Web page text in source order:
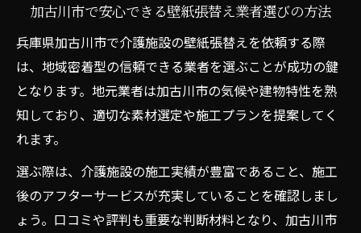
加古川市で安心できる壁紙張替え業者選びの方法
兵庫県加古川市で介護施設の壁紙張替えを依頼する際
は、地域密着型の信頼できる業者を選ぶことが成功の鍵
となります。地元業者は加古川市の気候や建物特性を熟
知しており、適切な素材選定や施工プランを提案してく
れます。
選ぶ際は、介護施設の施工実績が豊富であること、施工
後のアフターサービスが充実していることを確認しまし
ょう。口コミや評判も重要な判断材料となり、加古川市